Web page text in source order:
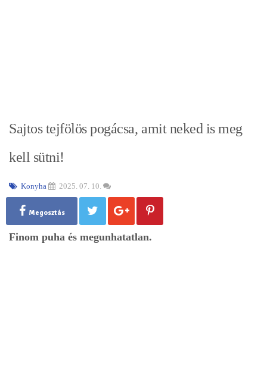
Sajtos tejfölös pogácsa, amit neked is meg
kell sütni!
Konyha 2025. 07. 10.
Megosztás
Finom puha és megunhatatlan.